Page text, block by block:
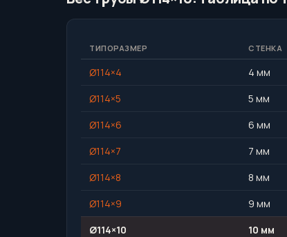
ТИПОРАЗМЕР СТЕНКА
Ø114×4 4 мм
Ø114×5
5 мм
Ø114×6
6 мм
Ø114×7
7 мм
Ø114×8
8 мм
Ø114×9
9 мм
Ø114×10
10 мм